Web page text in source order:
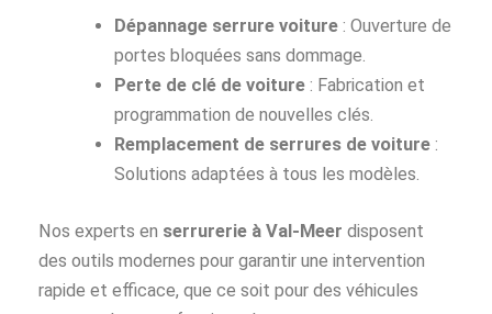
Dépannage serrure voiture : Ouverture de
portes bloquées sans dommage.
Perte de clé de voiture : Fabrication et
programmation de nouvelles clés.
Remplacement de serrures de voiture :
Solutions adaptées à tous les modèles.
Nos experts en serrurerie à Val-Meer disposent
des outils modernes pour garantir une intervention
rapide et efficace, que ce soit pour des véhicules